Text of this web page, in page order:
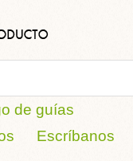
de guías
Escríbanos